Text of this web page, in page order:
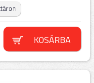
KOSÁRBA